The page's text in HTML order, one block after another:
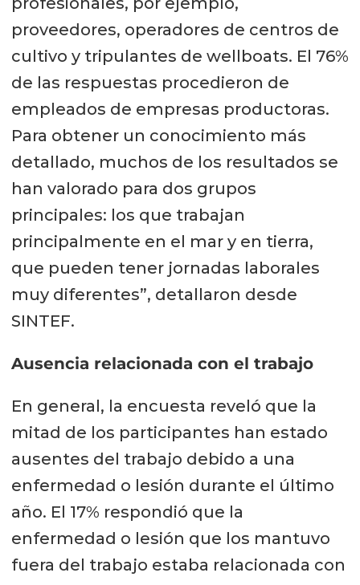
proveedores, operadores de centros de
cultivo y tripulantes de wellboats. El 76%
de las respuestas procedieron de
empleados de empresas productoras.
Para obtener un conocimiento más
detallado, muchos de los resultados se
han valorado para dos grupos
principales: los que trabajan
principalmente en el mar y en tierra,
que pueden tener jornadas laborales
muy diferentes”, detallaron desde
SINTEF.
Ausencia relacionada con el trabajo
En general, la encuesta reveló que la
mitad de los participantes han estado
ausentes del trabajo debido a una
enfermedad o lesión durante el último
año. El 17% respondió que la
enfermedad o lesión que los mantuvo
fuera del trabajo estaba relacionada con